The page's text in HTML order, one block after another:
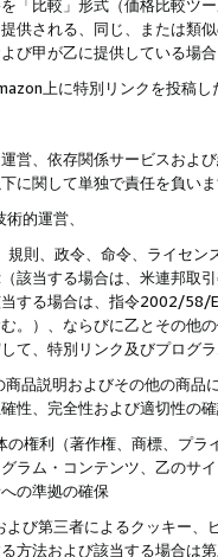
「比較」形式（価格比較ツ
供される、同じ、または類
び甲が乙に提供している場
上に特別リンクを投稿
営、依存関係サービスおよ
に関して単独で責任を負い
的運営、
則、政令、命令、ライセ
該当する場合は、米連邦取
する場合は、指令2002/58/
。）、ならびに乙とその他
て、特別リンク及びプログ
品説明およびその他の商
性、完全性および適切性の
権利（著作権、商標、プ
ラム・コンテンツ、乙のサ
への準拠の確保
び第三者によるクッキー
方法および該当する場合は